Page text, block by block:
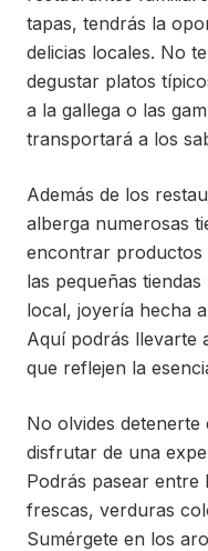
tapas, tendrás la
delicias locales. No
degustar platos
a la gallega o las
transportará a los
Además de los
alberga numerosas
encontrar productos
las pequeñas
local, joyería hecha
Aquí podrás llevarte
que reflejen la
No olvides
disfrutar de una
Podrás pasear entre
frescas, verduras
Sumérgete en los